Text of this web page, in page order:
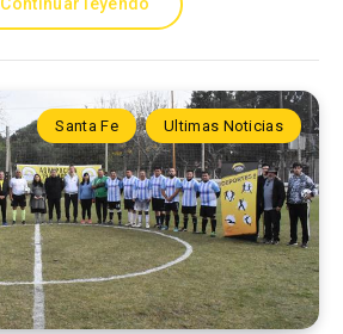
Continuar leyendo
Santa Fe Ultimas Noticias